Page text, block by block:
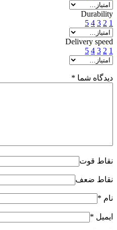
Durability
1
2
3
4
5
Delivery speed
1
2
3
4
5
دیدگاه شما *
نقاط قوت
نقاط ضعف
نام *
ایمیل *